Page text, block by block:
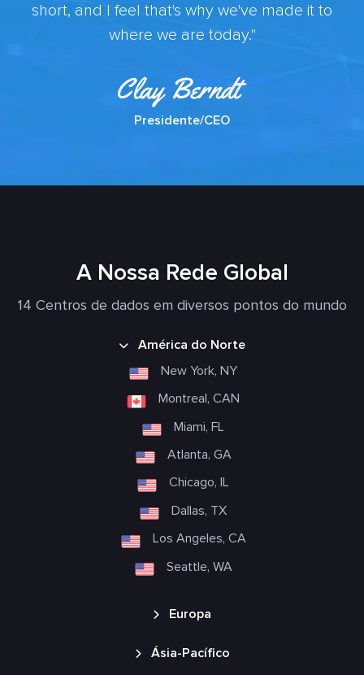
short, and I feel that's why we've made it to
where we are today."
Presidente/CEO
A Nossa Rede Global
14 Centros de dados em diversos pontos do mundo
América do Norte
New York, NY
Montreal, CAN
Miami, FL
Atlanta, GA
Chicago, IL
Dallas, TX
Los Angeles, CA
Seattle, WA
Europa
Ásia-Pacífico